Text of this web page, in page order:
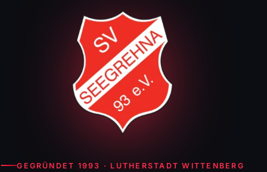
GEGRÜNDET 1993 · LUTHERSTADT WITTENBERG